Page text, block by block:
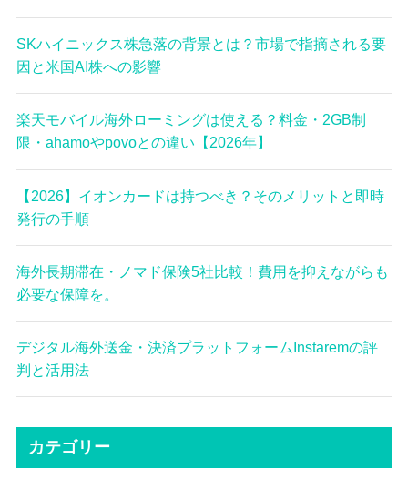
SKハイニックス株急落の背景とは？市場で指摘される要
因と米国AI株への影響
楽天モバイル海外ローミングは使える？料金・2GB制
限・ahamoやpovoとの違い【2026年】
【2026】イオンカードは持つべき？そのメリットと即時
発行の手順
海外長期滞在・ノマド保険5社比較！費用を抑えながらも
必要な保障を。
デジタル海外送金・決済プラットフォームInstaremの評
判と活用法
カテゴリー